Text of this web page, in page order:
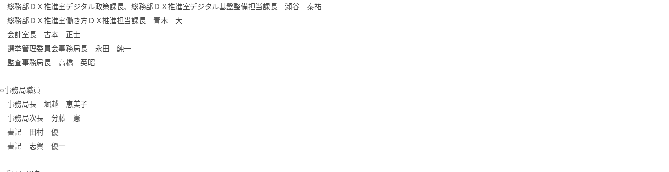
総務部ＤＸ推進室デジタル政策課長、総務部ＤＸ推進室デジタル基盤整備担当課長 瀬谷 泰祐
総務部ＤＸ推進室働き方ＤＸ推進担当課長 青木 大
会計室長 古本 正士
選挙管理委員会事務局長 永田 純一
監査事務局長 高橋 英昭
○事務局職員
事務局長 堀越 恵美子
事務局次長 分藤 憲
書記 田村 優
書記 志賀 優一